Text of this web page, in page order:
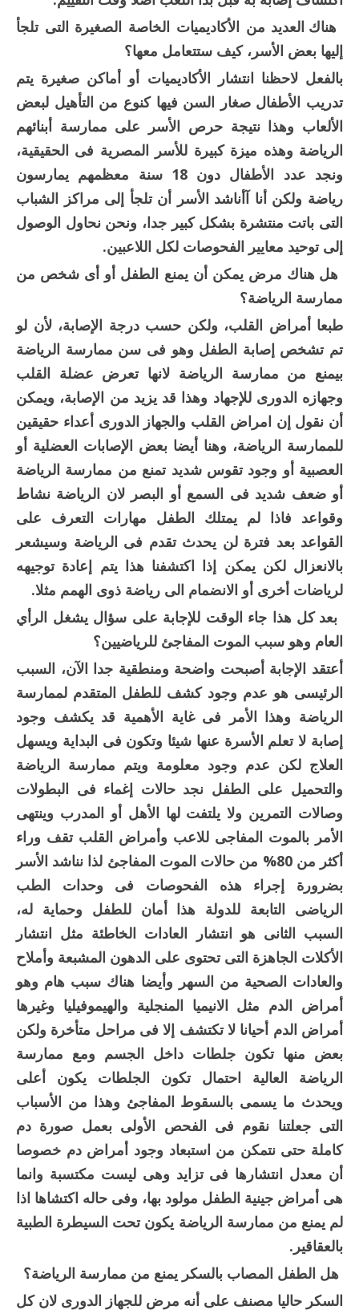
هناك العديد من الأكاديميات الخاصة الصغيرة التى تلجأ
إليها بعض الأسر، كيف ستتعامل معها؟
بالفعل لاحظنا انتشار الأكاديميات أو أماكن صغيرة يتم
تدريب الأطفال صغار السن فيها كنوع من التأهيل لبعض
الألعاب وهذا نتيجة حرص الأسر على ممارسة أبنائهم
الرياضة وهذه ميزة كبيرة للأسر المصرية فى الحقيقية،
ونجد عدد الأطفال دون 18 سنة معظمهم يمارسون
رياضة ولكن أنا آأناشد الأسر أن تلجأ إلى مراكز الشباب
التى باتت منتشرة بشكل كبير جدا، ونحن نحاول الوصول
إلى توحيد معايير الفحوصات لكل اللاعبين.
هل هناك مرض يمكن أن يمنع الطفل أو أى شخص من
ممارسة الرياضة؟
طبعا أمراض القلب، ولكن حسب درجة الإصابة، لأن لو
تم تشخص إصابة الطفل وهو فى سن ممارسة الرياضة
بيمنع من ممارسة الرياضة لانها تعرض عضلة القلب
وجهازه الدورى للإجهاد وهذا قد يزيد من الإصابة، ويمكن
أن نقول إن امراض القلب والجهاز الدورى أعداء حقيقين
للممارسة الرياضة، وهنا أيضا بعض الإصابات العضلية أو
العصبية أو وجود تقوس شديد تمنع من ممارسة الرياضة
أو ضعف شديد فى السمع أو البصر لان الرياضة نشاط
وقواعد فاذا لم يمتلك الطفل مهارات التعرف على
القواعد بعد فترة لن يحدث تقدم فى الرياضة وسيشعر
بالانعزال لكن يمكن إذا اكتشفنا هذا يتم إعادة توجيهه
لرياضات أخرى أو الانضمام الى رياضة ذوى الهمم مثلا.
بعد كل هذا جاء الوقت للإجابة على سؤال يشغل الرأي
العام وهو سبب الموت المفاجئ للرياضيين؟
أعتقد الإجابة أصبحت واضحة ومنطقية جدا الآن، السبب
الرئيسى هو عدم وجود كشف للطفل المتقدم لممارسة
الرياضة وهذا الأمر فى غاية الأهمية قد يكشف وجود
إصابة لا تعلم الأسرة عنها شيئا وتكون فى البداية ويسهل
العلاج لكن عدم وجود معلومة ويتم ممارسة الرياضة
والتحميل على الطفل نجد حالات إغماء فى البطولات
وصالات التمرين ولا يلتفت لها الأهل أو المدرب وينتهى
الأمر بالموت المفاجى للاعب وأمراض القلب تقف وراء
أكثر من 80% من حالات الموت المفاجئ لذا نناشد الأسر
بضرورة إجراء هذه الفحوصات فى وحدات الطب
الرياضى التابعة للدولة هذا أمان للطفل وحماية له،
السبب الثانى هو انتشار العادات الخاطئة مثل انتشار
الأكلات الجاهزة التى تحتوى على الدهون المشبعة وأملاح
والعادات الصحية من السهر وأيضا هناك سبب هام وهو
أمراض الدم مثل الانيميا المنجلية والهيموفيليا وغيرها
أمراض الدم أحيانا لا تكتشف إلا فى مراحل متأخرة ولكن
بعض منها تكون جلطات داخل الجسم ومع ممارسة
الرياضة العالية احتمال تكون الجلطات يكون أعلى
ويحدث ما يسمى بالسقوط المفاجئ وهذا من الأسباب
التى جعلتنا نقوم فى الفحص الأولى بعمل صورة دم
كاملة حتى نتمكن من استبعاد وجود أمراض دم خصوصا
أن معدل انتشارها فى تزايد وهى ليست مكتسبة وانما
هى أمراض جينية الطفل مولود بها، وفى حاله اكتشاها اذا
لم يمنع من ممارسة الرياضة يكون تحت السيطرة الطبية
بالعقاقير.
هل الطفل المصاب بالسكر يمنع من ممارسة الرياضة؟
السكر حاليا مصنف على أنه مرض للجهاز الدورى لان كل